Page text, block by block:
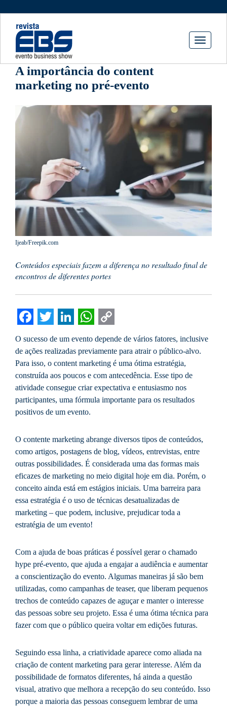
Toggle
A importância do content
marketing no pré-evento
Ijeab/Freepik.com
Conteúdos especiais fazem a diferença no resultado final de
encontros de diferentes portes
Facebook
Twitter
LinkedIn
WhatsApp
Copy
Link
O sucesso de um evento depende de vários fatores, inclusive
de ações realizadas previamente para atrair o público-alvo.
Para isso, o content marketing é uma ótima estratégia,
construída aos poucos e com antecedência. Esse tipo de
atividade consegue criar expectativa e entusiasmo nos
participantes, uma fórmula importante para os resultados
positivos de um evento.
O contente marketing abrange diversos tipos de conteúdos,
como artigos, postagens de blog, vídeos, entrevistas, entre
outras possibilidades. É considerada uma das formas mais
eficazes de marketing no meio digital hoje em dia. Porém, o
conceito ainda está em estágios iniciais. Uma barreira para
essa estratégia é o uso de técnicas desatualizadas de
marketing – que podem, inclusive, prejudicar toda a
estratégia de um evento!
Com a ajuda de boas práticas é possível gerar o chamado
hype pré-evento, que ajuda a engajar a audiência e aumentar
a conscientização do evento. Algumas maneiras já são bem
utilizadas, como campanhas de teaser, que liberam pequenos
trechos de conteúdo capazes de aguçar e manter o interesse
das pessoas sobre seu projeto. Essa é uma ótima técnica para
fazer com que o público queira voltar em edições futuras.
Seguindo essa linha, a criatividade aparece como aliada na
criação de content marketing para gerar interesse. Além da
possibilidade de formatos diferentes, há ainda a questão
visual, atrativo que melhora a recepção do seu conteúdo. Isso
porque a maioria das pessoas conseguem lembrar de uma